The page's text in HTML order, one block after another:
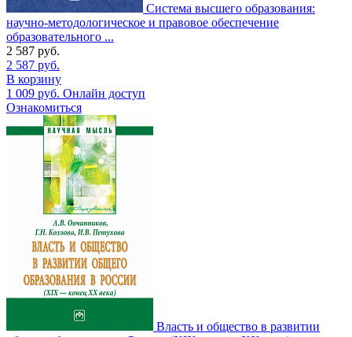
Система высшего образования:
научно-методологическое и правовое обеспечение
образовательного ...
2 587 руб.
2 587 руб.
В корзину
1 009 руб. Онлайн доступ
Ознакомиться
Власть и общество в развитии